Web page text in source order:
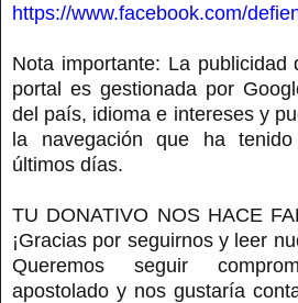
https://www.facebook.com/
Nota importante: La publicidad
portal es gestionada por
del país, idioma e intereses y
la navegación que ha
últimos días.
TU DONATIVO NOS HACE
¡Gracias por seguirnos y leer
Queremos seguir
apostolado y nos gustaría